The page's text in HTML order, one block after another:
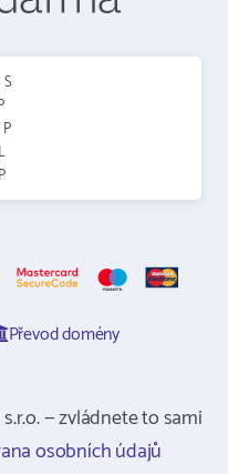
Převod domény
— zvládnete to sami
osobních údajů